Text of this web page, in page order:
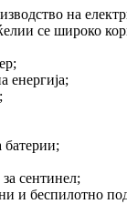
на
се широко
енергија;
батерии;
сентинел;
и беспилотно